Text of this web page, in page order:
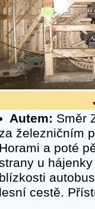
Autem: Směr
železničním
Horami a poté
u
blízkosti
lesní cestě.